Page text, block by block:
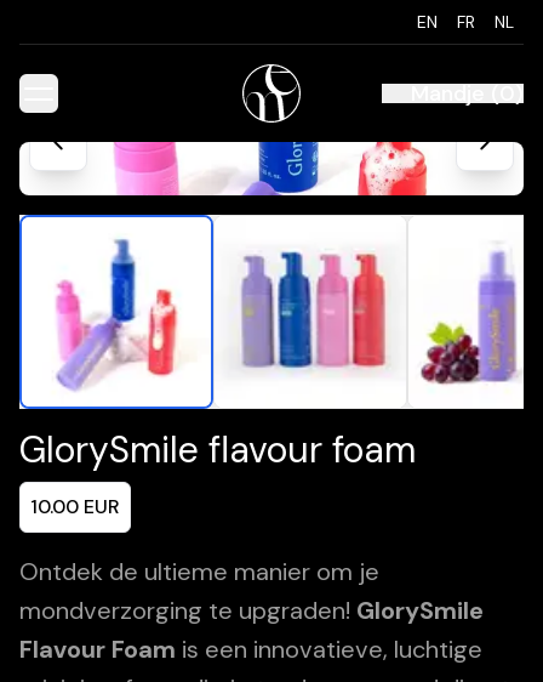
EN FR NL
Mandje(0)
GlorySmile flavour foam
10.00 EUR
Ontdek de ultieme manier om je
mondverzorging te upgraden! GlorySmile
Flavour Foam is een innovatieve, luchtige